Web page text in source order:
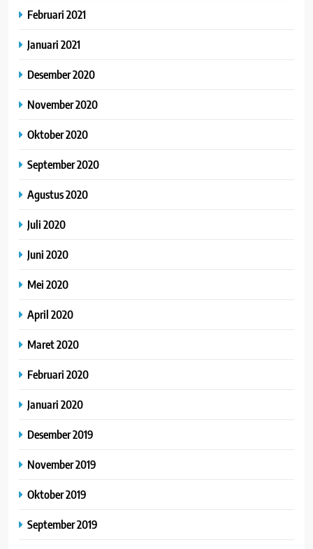
Februari 2021
Januari 2021
Desember 2020
November 2020
Oktober 2020
September 2020
Agustus 2020
Juli 2020
Juni 2020
Mei 2020
April 2020
Maret 2020
Februari 2020
Januari 2020
Desember 2019
November 2019
Oktober 2019
September 2019